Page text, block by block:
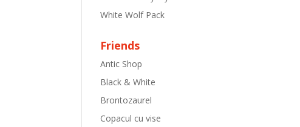
White Wolf Pack
Friends
Antic Shop
Black & White
Brontozaurel
Copacul cu vise